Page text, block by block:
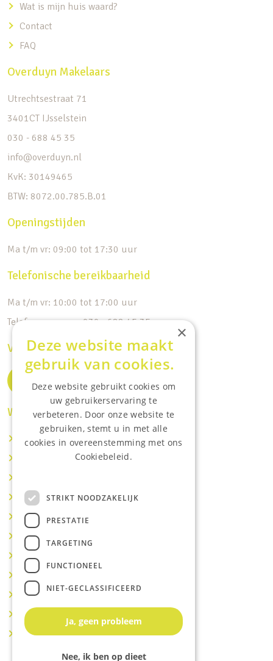
Wat is mijn huis waard?
Contact
FAQ
Overduyn Makelaars
Utrechtsestraat 71
3401CT IJsselstein
030 - 688 45 35
info@overduyn.nl
KvK: 30149465
BTW: 8072.00.785.B.01
Openingstijden
Ma t/m vr: 09:00 tot 17:30 uur
Telefonische bereikbaarheid
Ma t/m vr: 10:00 tot 17:00 uur
Telefoonnummer: 030 - 688 45 35
Volg ons op de socials
Waar wij o.a actief zijn:
Makelaar IJsselstein
Makelaar Utrecht
Makelaar Houten
Makelaar Vianen
Makelaar Maarssen
Makelaar Lopik
Makelaar Montfoort
Makelaar Benschop
Makelaar Schoonhoven
Makelaar Hoef en Haag
×
Deze website maakt
gebruik van cookies.
Deze website gebruikt cookies om
uw gebruikerservaring te
verbeteren. Door onze website te
gebruiken, stemt u in met alle
cookies in overeenstemming met ons
Cookiebeleid.
STRIKT NOODZAKELIJK
PRESTATIE
TARGETING
FUNCTIONEEL
NIET-GECLASSIFICEERD
Ja, geen probleem
Nee, ik ben op dieet